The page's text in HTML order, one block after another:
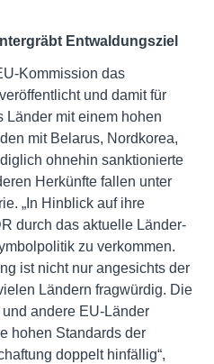
Entwaldungsziel
Kommission das
und damit für
Länder mit einem hohen
mit Belarus, Nordkorea,
ohnehin sanktionierte
Herkünfte fallen unter
„In Hinblick auf ihre
durch das aktuelle Länder-
zu verkommen.
ist nicht nur angesichts der
Ländern fragwürdig. Die
andere EU-Länder
hohen Standards der
doppelt hinfällig“,